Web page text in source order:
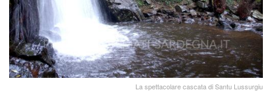
La spettacolare cascata di Santu Lussurgiu